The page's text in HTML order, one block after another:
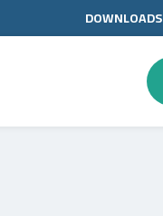
DOWNLOADS